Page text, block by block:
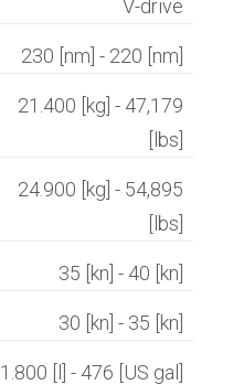
V-drive
230 [nm] - 220 [nm]
21.400 [kg] - 47,179
[lbs]
24.900 [kg] - 54,895
[lbs]
35 [kn] - 40 [kn]
30 [kn] - 35 [kn]
1.800 [l] - 476 [US gal]